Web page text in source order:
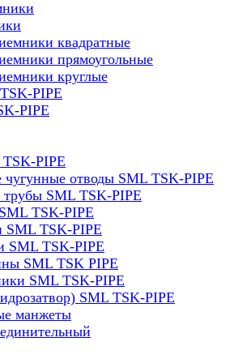
квадратные
прямоугольные
круглые
PIPE
PIPE
чугунные отводы SML TSK-PIPE
SML TSK-PIPE
TSK-PIPE
SML TSK-PIPE
SML TSK-PIPE
SML TSK PIPE
SML TSK-PIPE
SML TSK-PIPE
манжеты